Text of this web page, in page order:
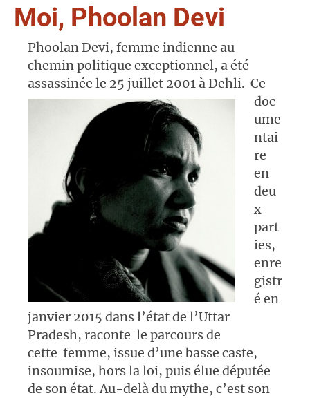
Moi, Phoolan Devi
Phoolan Devi, femme indienne au
chemin politique exceptionnel, a été
assassinée le 25 juillet 2001 à Dehli. Ce
doc
ume
ntai
re
en
deu
x
part
ies,
enre
gistr
é en
janvier 2015 dans l’état de l’Uttar
Pradesh, raconte le parcours de
cette femme, issue d’une basse caste,
insoumise, hors la loi, puis élue députée
de son état. Au-delà du mythe, c’est son